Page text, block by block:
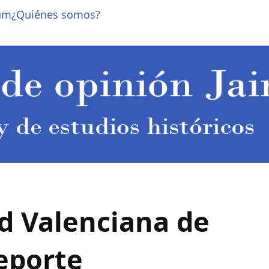
¿Quiénes somos?
Valenciana de